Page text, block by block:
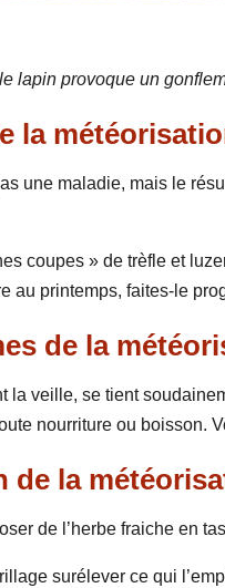
lapin provoque un
la
une maladie, mais le
coupes » de trèfle et
au printemps, faites-le
de la
la veille, se tient
nourriture ou boisson.
de la
de l’herbe fraiche en
surélever ce qui